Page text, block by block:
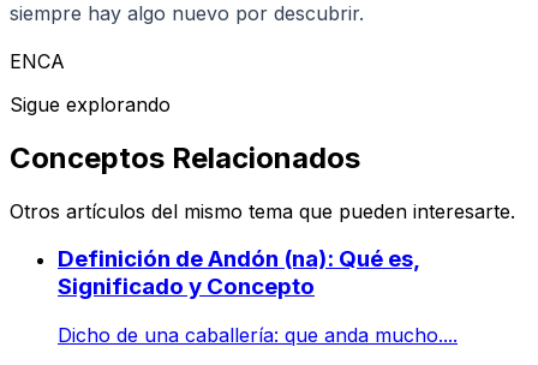
siempre hay algo nuevo por descubrir.
ENCA
Sigue explorando
Conceptos Relacionados
Otros artículos del mismo tema que pueden interesarte.
Definición de Andón (na): Qué es,
Significado y Concepto
Dicho de una caballería: que anda mucho....